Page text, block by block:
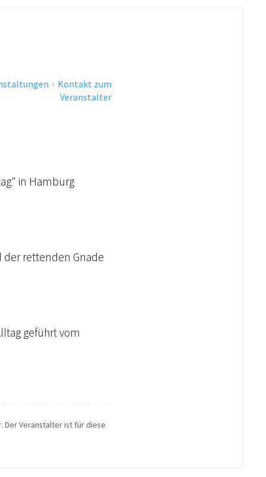
· Kontakt zum
Veranstalter
in Hamburg
der rettenden Gnade
geführt vom
Veranstalter ist für diese